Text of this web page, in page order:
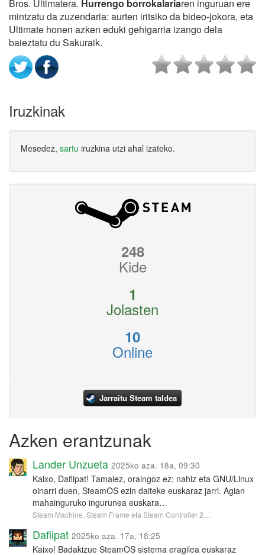
Bros. Ultimatera. Hurrengo borrokalariaren inguruan ere
mintzatu da zuzendaria: aurten iritsiko da bideo-jokora, eta
Ultimate honen azken eduki gehigarria izango dela
baieztatu du Sakuraik.
Iruzkinak
Mesedez, sartu iruzkina utzi ahal izateko.
248
Kide
1
Jolasten
10
Online
Jarraitu Steam taldea
Azken erantzunak
Lander Unzueta 2025ko aza. 18a, 09:30
Kaixo, Daflipat! Tamalez, oraingoz ez: nahiz eta GNU/Linux
oinarri duen, SteamOS ezin daiteke euskaraz jarri. Agian
mahainguruko ingurunea euskara…
Steam Machine, Steam Frame eta Steam Controller 2…
Daflipat 2025ko aza. 17a, 18:25
Kaixo! Badakizue SteamOS sistema eragilea euskaraz